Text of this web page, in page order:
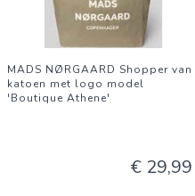
MADS NØRGAARD Shopper van
katoen met logo model
'Boutique Athene'
€ 29,99